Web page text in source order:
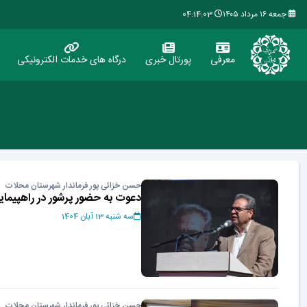
جمعه ۱۶ مرداد ۱۴۰۵ 04:14:03
معرفی پورتال خبری درگاه های خدمات الکترونیکی
حسن خزائی پور فرماندار شهرستان محلات
دعوت به حضور پرشور در راهپیمایی 13
سه شنبه 13 آبان 1404